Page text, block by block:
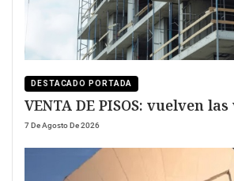
DESTACADO PORTADA
VENTA DE PISOS: vuelven
7 De Agosto De 2026